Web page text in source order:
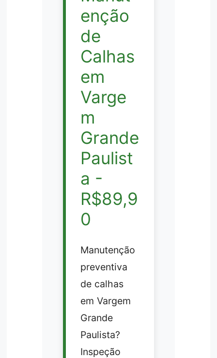
enção
de
Calhas
em
Varge
m
Grande
Paulist
a -
R$89,9
0
Manutenção
preventiva
de calhas
em Vargem
Grande
Paulista?
Inspeção